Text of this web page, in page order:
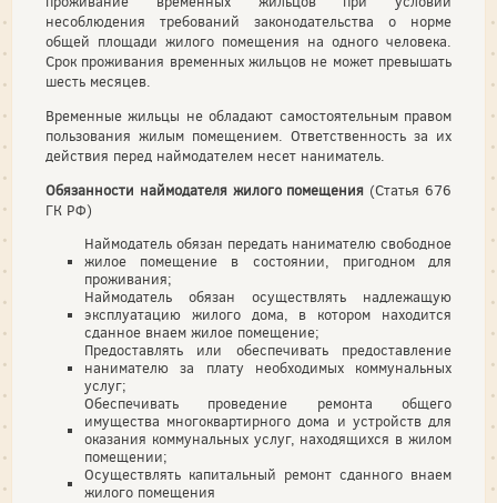
несоблюдения требований законодательства о норме
общей площади жилого помещения на одного человека.
Срок проживания временных жильцов не может превышать
шесть месяцев.
Временные жильцы не обладают самостоятельным правом
пользования жилым помещением. Ответственность за их
действия перед наймодателем несет наниматель.
Обязанности наймодателя жилого помещения (Статья 676
ГК РФ)
Наймодатель обязан передать нанимателю свободное
жилое помещение в состоянии, пригодном для
проживания;
Наймодатель обязан осуществлять надлежащую
эксплуатацию жилого дома, в котором находится
сданное внаем жилое помещение;
Предоставлять или обеспечивать предоставление
нанимателю за плату необходимых коммунальных
услуг;
Обеспечивать проведение ремонта общего
имущества многоквартирного дома и устройств для
оказания коммунальных услуг, находящихся в жилом
помещении;
Осуществлять капитальный ремонт сданного внаем
жилого помещения